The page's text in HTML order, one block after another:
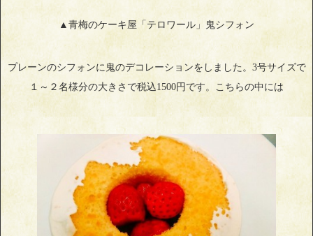
▲青梅のケーキ屋「テロワール」鬼シフォン
プレーンのシフォンに鬼のデコレーションをしました。3号サイズで
１～２名様分の大きさで税込1500円です。こちらの中には